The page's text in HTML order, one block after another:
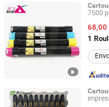
7500
7500
68,00
1
Guangzhou Jukai Office
Guangdong, China
Prospect Image Products